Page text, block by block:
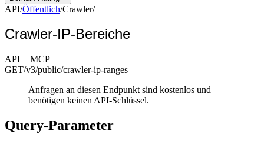
API/Öffentlich/Crawler/
Crawler-IP-Bereiche
API + MCP
GET/v3/public/crawler-ip-ranges
Anfragen an diesen Endpunkt sind kostenlos und
benötigen keinen API-Schlüssel.
Query-Parameter